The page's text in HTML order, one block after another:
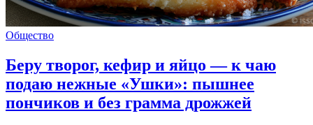
Общество
Беру творог, кефир и яйцо — к чаю
подаю нежные «Ушки»: пышнее
пончиков и без грамма дрожжей